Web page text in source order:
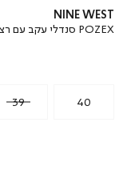
NINE WEST
POZEX סנדלי עקב עם רצועות עבות
39 40